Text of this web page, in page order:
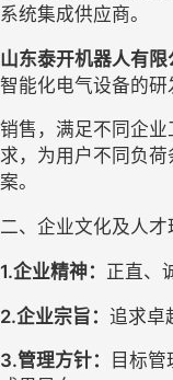
系统集成供应商。
山东泰开机器人有限
智能化电气设备的研
销售，满足不同企
求，为用户不同负
案。
二、企业文化及人才
1.企业精神： 正直、
2.企业宗旨： 追求卓
3.管理方针：
目标